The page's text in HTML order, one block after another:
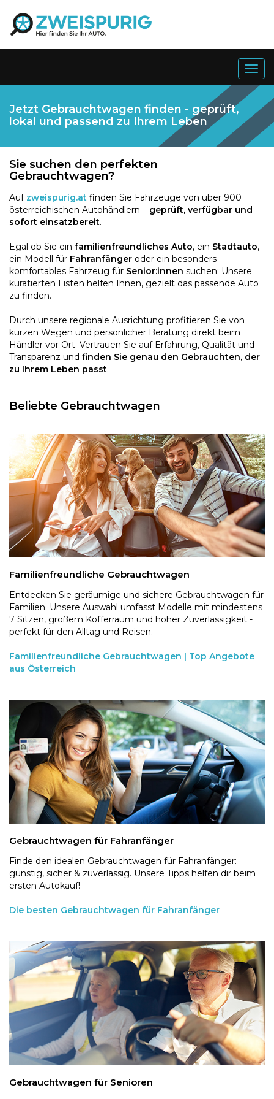
Jetzt Gebrauchtwagen finden - geprüft,
lokal und passend zu Ihrem Leben
Sie suchen den perfekten
Gebrauchtwagen?
Auf zweispurig.at finden Sie Fahrzeuge von über 900
österreichischen Autohändlern – geprüft, verfügbar und
sofort einsatzbereit.
Egal ob Sie ein familienfreundliches Auto, ein Stadtauto,
ein Modell für Fahranfänger oder ein besonders
komfortables Fahrzeug für Senior:innen suchen: Unsere
kuratierten Listen helfen Ihnen, gezielt das passende Auto
zu finden.
Durch unsere regionale Ausrichtung profitieren Sie von
kurzen Wegen und persönlicher Beratung direkt beim
Händler vor Ort. Vertrauen Sie auf Erfahrung, Qualität und
Transparenz und finden Sie genau den Gebrauchten, der
zu Ihrem Leben passt.
Beliebte Gebrauchtwagen
Familienfreundliche Gebrauchtwagen
Entdecken Sie geräumige und sichere Gebrauchtwagen für
Familien. Unsere Auswahl umfasst Modelle mit mindestens
7 Sitzen, großem Kofferraum und hoher Zuverlässigkeit -
perfekt für den Alltag und Reisen.
Familienfreundliche Gebrauchtwagen | Top Angebote
aus Österreich
Gebrauchtwagen für Fahranfänger
Finde den idealen Gebrauchtwagen für Fahranfänger:
günstig, sicher & zuverlässig. Unsere Tipps helfen dir beim
ersten Autokauf!
Die besten Gebrauchtwagen für Fahranfänger
Gebrauchtwagen für Senioren